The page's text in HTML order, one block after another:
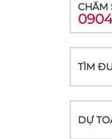
CHĂM
TÌM
DỰ